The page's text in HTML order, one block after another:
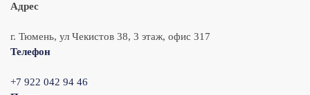
Адрес
г. Тюмень, ул Чекистов 38, 3 этаж, офис 317
Телефон
+7 922 042 94 46